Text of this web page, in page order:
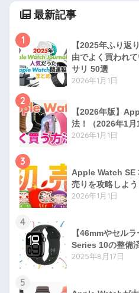
最新記事
1
【2025年ふり
由でよく買われ
サリ 50選
2026年1月1日
2
【2026年版】
法！（2026年1月
2026年1月1日
3
Apple Watch SE
売りを攻略しよう
2026年1月1日
4
【46mmやセル
Series 10の整備
2025年8月17日
5